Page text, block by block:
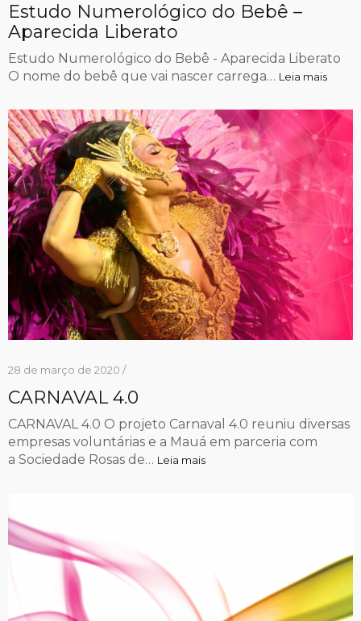
Estudo Numerológico do Bebê –
Aparecida Liberato
Estudo Numerológico do Bebê - Aparecida Liberato
O nome do bebê que vai nascer carrega… Leia mais
28 de março de 2020 /
CARNAVAL 4.0
CARNAVAL 4.0 O projeto Carnaval 4.0 reuniu diversas
empresas voluntárias e a Mauá em parceria com
a Sociedade Rosas de… Leia mais